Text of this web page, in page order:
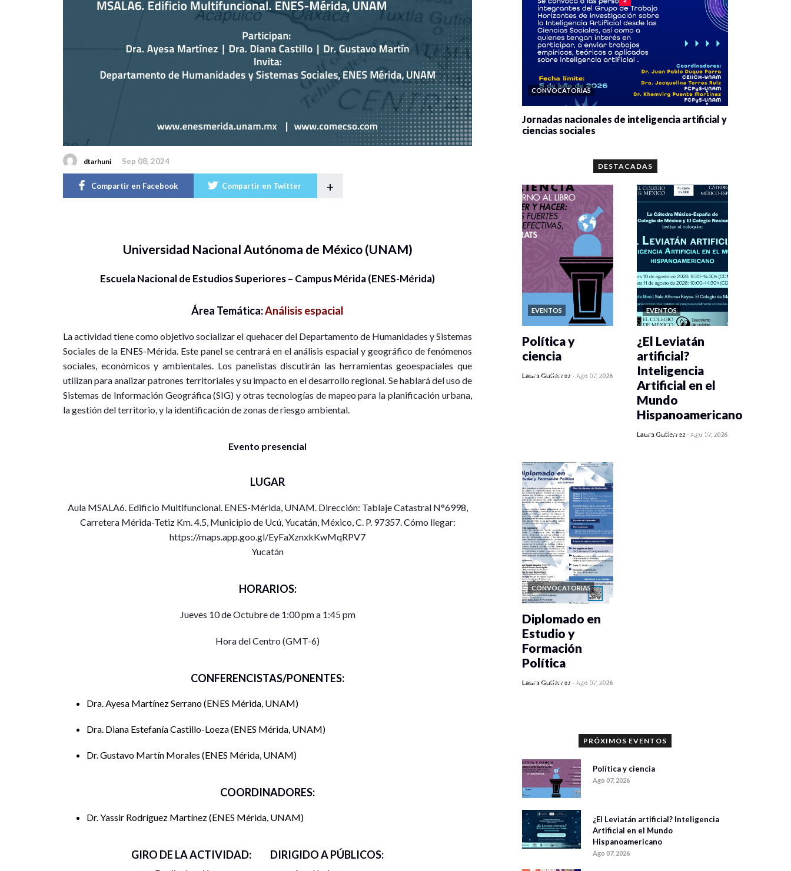
dtarhuni Sep 08, 2024
Compartir en Facebook Compartir en Twitter +
Universidad Nacional Autónoma de México (UNAM)
Escuela Nacional de Estudios Superiores – Campus Mérida (ENES-Mérida)
Área Temática:Análisis espacial
La actividad tiene como objetivo socializar el quehacer del Departamento de Humanidades y Sistemas
Sociales de la ENES-Mérida. Este panel se centrará en el análisis espacial y geográfico de fenómenos
sociales, económicos y ambientales. Los panelistas discutirán las herramientas geoespaciales que
utilizan para analizar patrones territoriales y su impacto en el desarrollo regional. Se hablará del uso de
Sistemas de Información Geográfica (SIG) y otras tecnologías de mapeo para la planificación urbana,
la gestión del territorio, y la identificación de zonas de riesgo ambiental.
Evento presencial
LUGAR
Aula MSALA6. Edificio Multifuncional. ENES-Mérida, UNAM. Dirección: Tablaje Catastral N°6998,
Carretera Mérida-Tetiz Km. 4.5, Municipio de Ucú, Yucatán, México, C. P. 97357. Cómo llegar:
https://maps.app.goo.gl/EyFaXznxkKwMqRPV7
Yucatán
HORARIOS:
Jueves 10 de Octubre de 1:00 pm a 1:45 pm
Hora del Centro (GMT-6)
CONFERENCISTAS/PONENTES:
Dra. Ayesa Martínez Serrano ENES Mérida, UNAM
Dra. Diana Estefanía Castillo-Loeza ENES Mérida, UNAM
Dr. Gustavo Martín Morales ENES Mérida, UNAM
COORDINADORES:
Dr. Yassir Rodríguez Martínez ENES Mérida, UNAM
GIRO DE LA ACTIVIDAD: DIRIGIDO A PÚBLICOS:
CONVOCATORIAS
Jornadas nacionales de inteligencia artificial y
ciencias sociales
DESTACADAS
EVENTOS
0 veces compartido
Política y
ciencia
Laura Gutiérrez -Ago 07, 2026
EVENTOS
0 veces compartido
¿El Leviatán
artificial?
Inteligencia
Artificial en el
Mundo
Hispanoamericano
Laura Gutiérrez -Ago 07, 2026
CONVOCATORIAS
0 veces compartido
Diplomado en
Estudio y
Formación
Política
Laura Gutiérrez -Ago 07, 2026
PRÓXIMOS EVENTOS
Política y ciencia
Ago 07, 2026
¿El Leviatán artificial? Inteligencia
Artificial en el Mundo
Hispanoamericano
Ago 07, 2026